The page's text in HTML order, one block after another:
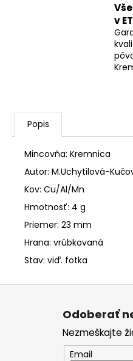
v
Popis
Mincovňa: Kremnica
Autor: M.Uchytilová-
Kov: Cu/Al/Mn
Hmotnosť: 4 g
Priemer: 23 mm
Hrana: vrúbkovaná
Stav: viď. fotka
Z
Odoberať
Nezmeškajte
Email